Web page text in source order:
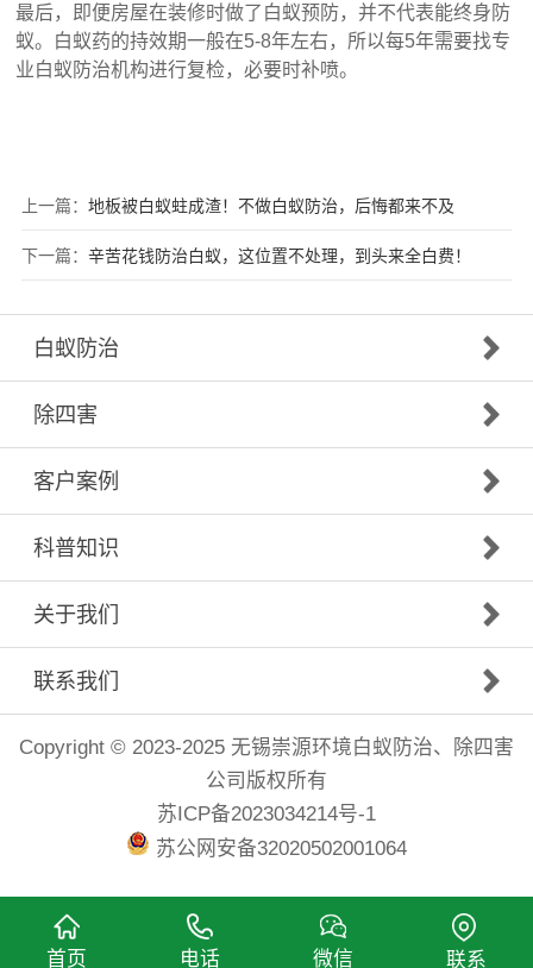
最后，即便房屋在装修时做了白蚁预防，并不代表能终身防
蚁。白蚁药的持效期一般在5-8年左右，所以每5年需要找专
业白蚁防治机构进行复检，必要时补喷。
上一篇： 地板被白蚁蛀成渣！不做白蚁防治，后悔都来不及
下一篇： 辛苦花钱防治白蚁，这位置不处理，到头来全白费！
白蚁防治
除四害
客户案例
科普知识
关于我们
联系我们
Copyright © 2023-2025 无锡崇源环境白蚁防治、除四害
公司版权所有
苏ICP备2023034214号-1
苏公网安备32020502001064
首页 电话 微信 联系